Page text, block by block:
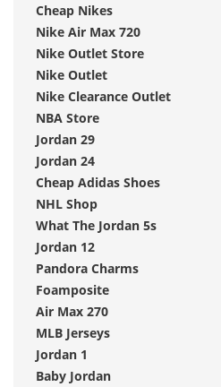
Cheap Nikes
Nike Air Max 720
Nike Outlet Store
Nike Outlet
Nike Clearance Outlet
NBA Store
Jordan 29
Jordan 24
Cheap Adidas Shoes
NHL Shop
What The Jordan 5s
Jordan 12
Pandora Charms
Foamposite
Air Max 270
MLB Jerseys
Jordan 1
Baby Jordan